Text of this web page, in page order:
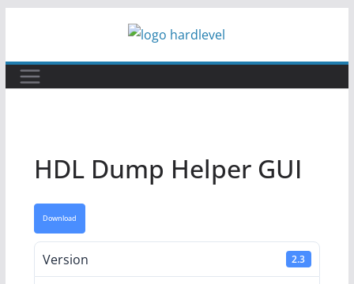
o
conteúdo
HDL Dump Helper GUI
Download
Version 2.3